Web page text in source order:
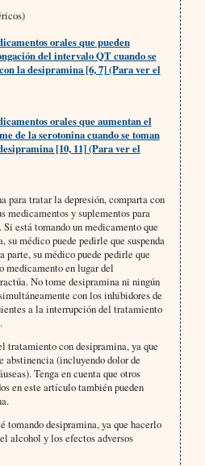
orales que pueden
del intervalo QT cuando se
la desipramina [6, 7] (Para ver el
orales que aumentan el
de la serotonina cuando se toman
[10, 11] (Para ver el
para tratar la depresión, comparta con
medicamentos y suplementos para
está tomando un medicamento que
médico puede pedirle que suspenda
parte, su médico puede pedirle que
medicamento en lugar del
No tome desipramina ni ningún
con los inhibidores de
a la interrupción del tratamiento
tratamiento con desipramina, ya que
abstinencia (incluyendo dolor de
Tenga en cuenta que otros
en este artículo también pueden
tomando desipramina, ya que hacerlo
alcohol y los efectos adversos